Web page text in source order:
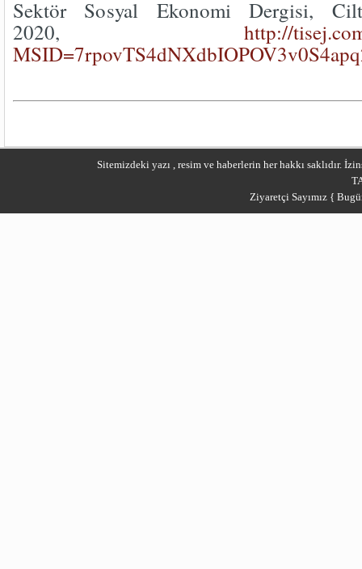
Sektör Sosyal Ekonomi Dergisi,
2020, http://
Sitemizdeki yazı , resim ve haberlerin her hakkı saklıdır.
Ziyaretçi Sayımız {